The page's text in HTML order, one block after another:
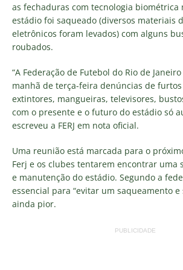
as fechaduras com tecnologia biométrica
estádio foi saqueado (diversos materiais
eletrônicos foram levados) com alguns
roubados.
“A Federação de Futebol do Rio de
manhã de terça-feira denúncias de
extintores, mangueiras, televisores,
com o presente e o futuro do estádio só
escreveu a FERJ em nota oficial.
Uma reunião está marcada para o
Ferj e os clubes tentarem encontrar uma
e manutenção do estádio. Segundo a
essencial para “evitar um saqueamento e
ainda pior.
PUBLICIDADE